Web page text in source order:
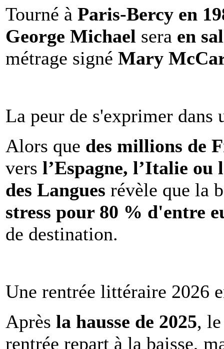
Tourné à Paris-Bercy en
George Michael sera en
métrage signé Mary
La peur de s'exprimer dans
Alors que des millions de
vers l’Espagne, l’Italie ou
des Langues révèle que la
stress pour 80 % d'entre
de destination.
Une rentrée littéraire 2026
Après la hausse de 2025,
rentrée repart à la baisse,